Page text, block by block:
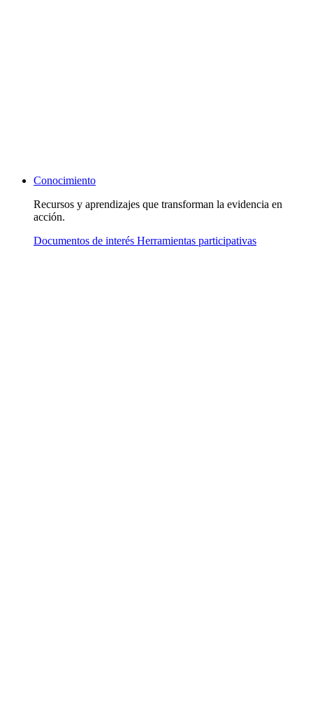
Conocimiento
Recursos y aprendizajes que transforman la evidencia en
acción.
Documentos de interés Herramientas participativas